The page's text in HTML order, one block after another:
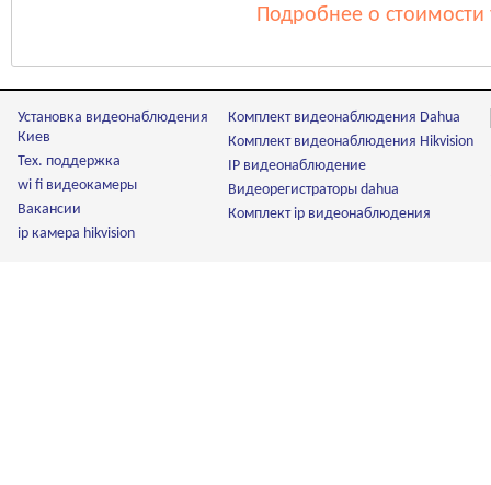
Подробнее о стоимости
Установка видеонаблюдения
Киев
Тех. поддержка
wi fi видеокамеры
Вакансии
ip камера hikvision
Комплект видеонаблюдения Dahua
Комплект видеонаблюдения Hikvision
IP видеонаблюдение
Видеорегистраторы dahua
Комплект ip видеонаблюдения